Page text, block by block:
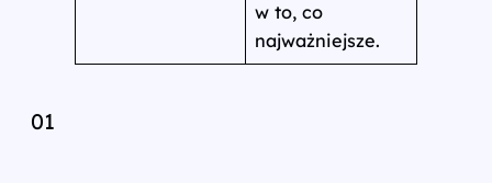
w to, co
najważniejsze.
01